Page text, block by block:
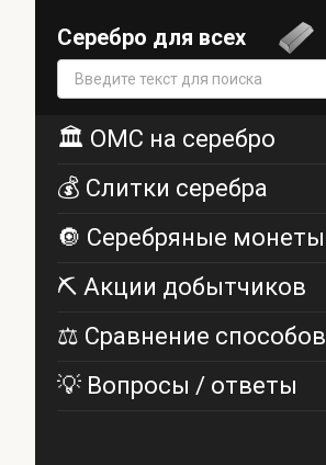
Серебро для всех
Поиск:
🏛️ ОМС на серебро
💰 Слитки серебра
🔘 Серебряные монеты
⛏️ Акции добытчиков
⚖️ Сравнение способов
💡 Вопросы / ответы